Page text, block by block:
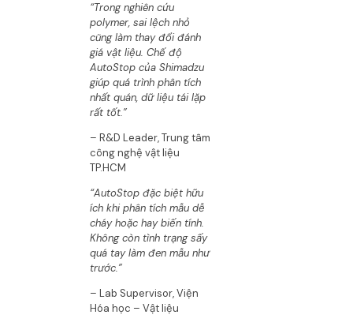
“Trong nghiên cứu
polymer, sai lệch nhỏ
cũng làm thay đổi đánh
giá vật liệu. Chế độ
AutoStop của Shimadzu
giúp quá trình phân tích
nhất quán, dữ liệu tái lặp
rất tốt.”
– R&D Leader, Trung tâm
công nghệ vật liệu
TP.HCM
“AutoStop đặc biệt hữu
ích khi phân tích mẫu dễ
cháy hoặc hay biến tính.
Không còn tình trạng sấy
quá tay làm đen mẫu như
trước.”
– Lab Supervisor, Viện
Hóa học – Vật liệu